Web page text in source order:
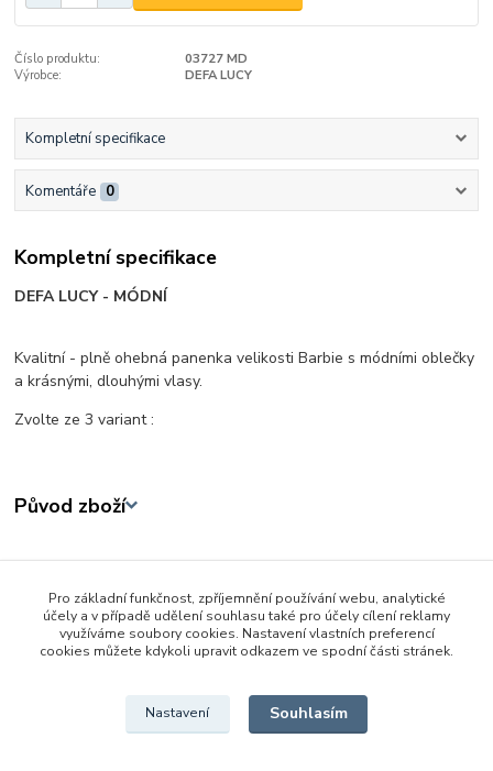
Číslo produktu:
03727 MD
Výrobce:
DEFA LUCY
Kompletní specifikace
Komentáře 0
Kompletní specifikace
DEFA LUCY - MÓDNÍ
Kvalitní - plně ohebná panenka velikosti Barbie s módními oblečky
a krásnými, dlouhými vlasy.
Zvolte ze 3 variant :
Původ zboží
Zboží zařazeno v kategoriích
Panenky
29 cm
Pro základní funkčnost, zpříjemnění používání webu, analytické
účely a v případě udělení souhlasu také pro účely cílení reklamy
využíváme soubory cookies. Nastavení vlastních preferencí
cookies můžete kdykoli upravit odkazem ve spodní části stránek.
Nastavení Souhlasím